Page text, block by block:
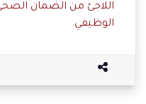
اللاجئ من الضمان
الوظيفي.